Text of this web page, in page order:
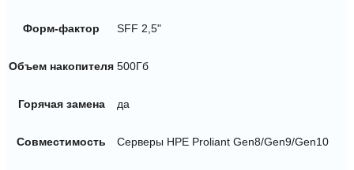
Форм-фактор SFF 2,5"
Объем накопителя 500Гб
Горячая замена да
Совместимость Серверы HPE Proliant Gen8/Gen9/Gen10